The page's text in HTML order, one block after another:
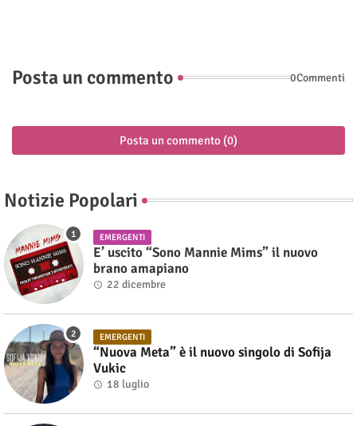
Posta un commento 0Commenti
Posta un commento (0)
Notizie Popolari
EMERGENTI
E’ uscito “Sono Mannie Mims” il nuovo
brano amapiano
22 dicembre
EMERGENTI
“Nuova Meta” è il nuovo singolo di Sofija
Vukic
18 luglio